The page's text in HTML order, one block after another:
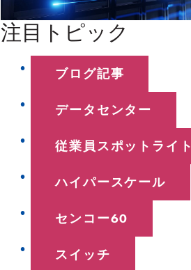
注目トピック
ブログ記事
データセンター
従業員スポットライト
ハイパースケール
センコー60
スイッチ